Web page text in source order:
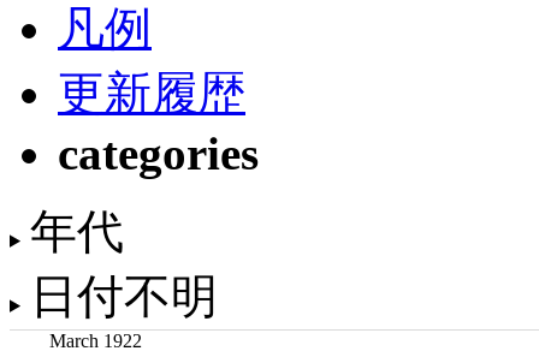
凡例
更新履歴
categories
年代
日付不明
March 1922